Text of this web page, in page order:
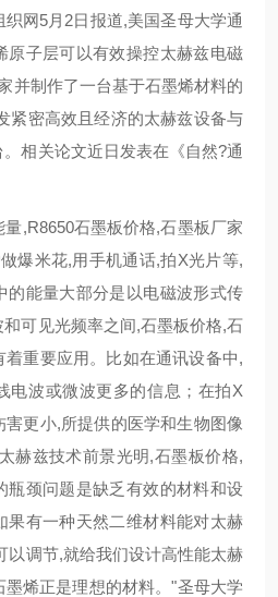
网5月2日报道,美国圣母大学通
原子层可以有效操控太赫兹电磁
并制作了一台基于石墨烯材料的
紧密高效且经济的太赫兹设备与
相关论文近日发表在《自然?通
,R8650石墨板价格,石墨板厂家
爆米花,用手机通话,拍X光片等,
的能量大部分是以电磁波形式传
可见光频率之间,石墨板价格,石
重要应用。比如在通讯设备中,
电波或微波更多的信息；在拍X
更小,所提供的医学和生物图像
赫兹技术前景光明,石墨板价格,
瓶颈问题是缺乏有效的材料和设
果有一种天然二维材料能对太赫
以调节,就给我们设计高性能太赫
烯正是理想的材料。"圣母大学